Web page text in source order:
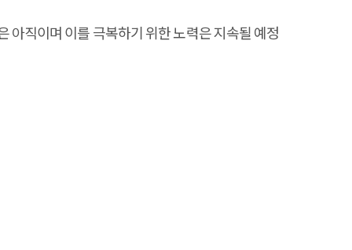
아직이며 이를 극복하기 위한 노력은 지속될 예정